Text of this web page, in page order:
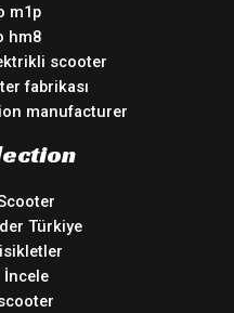
m1p
hm8
scooter
fabrikası
manufacturer
Türkiye
İncele